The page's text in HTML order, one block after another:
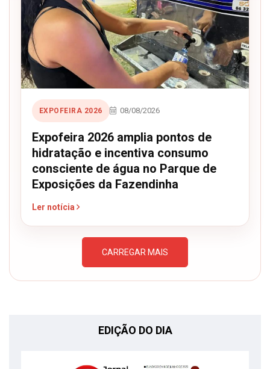
EXPOFEIRA 2026 08/08/2026
Expofeira 2026 amplia pontos de
hidratação e incentiva consumo
consciente de água no Parque de
Exposições da Fazendinha
Ler notícia
CARREGAR MAIS
EDIÇÃO DO DIA